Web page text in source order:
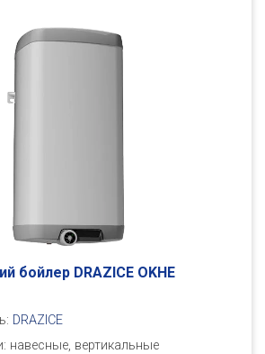
бойлер DRAZICE OKHE
DRAZICE
навесные, вертикальные